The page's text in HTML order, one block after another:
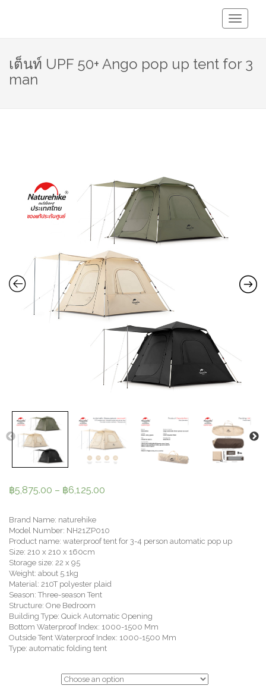
Toggle
เต็นท์ UPF 50+ Ango pop up tent for 3
man
฿5,875.00 – ฿6,125.00
Brand Name: naturehike
Model Number: NH21ZP010
Product name: waterproof tent for 3-4 person automatic pop up
Size: 210 x 210 x 160cm
Storage size: 22 x 95
Weight: about 5.1kg
Material: 210T polyester plaid
Season: Three-season Tent
Structure: One Bedroom
Building Type: Quick Automatic Opening
Bottom Waterproof Index: 1000-1500 Mm
Outside Tent Waterproof Index: 1000-1500 Mm
Type: automatic folding tent